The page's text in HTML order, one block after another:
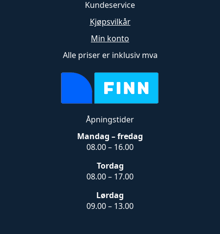
Kundeservice
Kjøpsvilkår
Min konto
Alle priser er inklusiv mva
Åpningstider
Mandag – fredag
08.00 – 16.00
Tordag
08.00 – 17.00
Lørdag
09.00 – 13.00